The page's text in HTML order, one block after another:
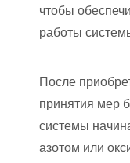
чтобы
работы
После
принятия мер
системы
азотом или